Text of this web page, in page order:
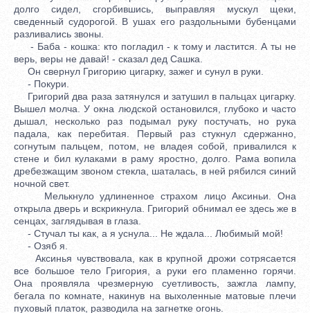
долго сидел, сгорбившись, выправляя мускул щеки,
сведенный судорогой. В ушах его раздольными бубенцами
разливались звоны.
- Баба - кошка: кто погладил - к тому и ластится. А ты не
верь, веры не давай! - сказал дед Сашка.
Он свернул Григорию цигарку, зажег и сунул в руки.
- Покури.
Григорий два раза затянулся и затушил в пальцах цигарку.
Вышел молча. У окна людской остановился, глубоко и часто
дышал, несколько раз подымал руку постучать, но рука
падала, как перебитая. Первый раз стукнул сдержанно,
согнутым пальцем, потом, не владея собой, привалился к
стене и бил кулаками в раму яростно, долго. Рама вопила
дребезжащим звоном стекла, шаталась, в ней рябился синий
ночной свет.
Мелькнуло удлиненное страхом лицо Аксиньи. Она
открыла дверь и вскрикнула. Григорий обнимал ее здесь же в
сенцах, заглядывая в глаза.
- Стучал ты как, а я уснула... Не ждала... Любимый мой!
- Озяб я.
Аксинья чувствовала, как в крупной дрожи сотрясается
все большое тело Григория, а руки его пламенно горячи.
Она проявляла чрезмерную суетливость, зажгла лампу,
бегала по комнате, накинув на выхоленные матовые плечи
пуховый платок, разводила на загнетке огонь.